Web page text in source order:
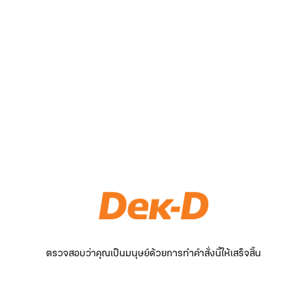
ตรวจสอบว่าคุณเป็นมนุษย์ด้วยการทำคำสั่งนี้ให้เสร็จสิ้น